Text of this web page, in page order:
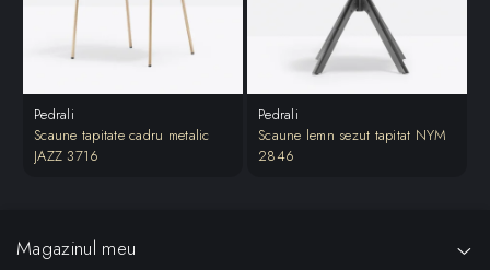
Pedrali
Scaune tapitate cadru metalic
JAZZ 3716
Pedrali
Scaune lemn sezut tapitat NYM
2846
Magazinul meu